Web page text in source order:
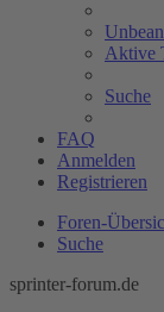
Aktive
Suche
FAQ
Anmelden
Registrieren
Foren-
Suche
sprinter-forum.de